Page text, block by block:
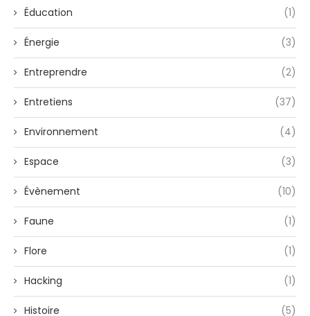
Éducation (1)
Énergie (3)
Entreprendre (2)
Entretiens (37)
Environnement (4)
Espace (3)
Évènement (10)
Faune (1)
Flore (1)
Hacking (1)
Histoire (5)